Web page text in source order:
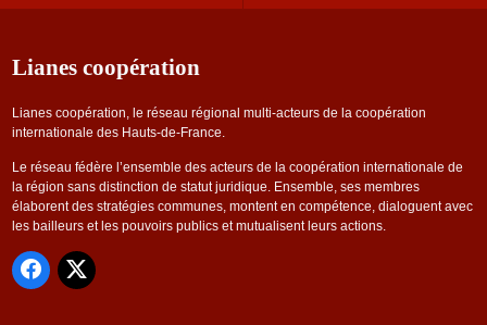
Lianes coopération
Lianes coopération, le réseau régional multi-acteurs de la coopération
internationale des Hauts-de-France.
Le réseau fédère l’ensemble des acteurs de la coopération internationale de
la région sans distinction de statut juridique. Ensemble, ses membres
élaborent des stratégies communes, montent en compétence, dialoguent avec
les bailleurs et les pouvoirs publics et mutualisent leurs actions.